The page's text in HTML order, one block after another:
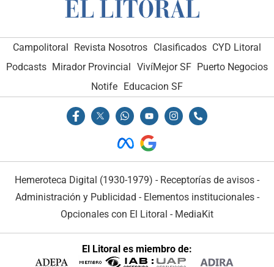
Campolitoral Revista Nosotros Clasificados CYD Litoral
Podcasts Mirador Provincial VivíMejor SF Puerto Negocios
Notife Educacion SF
Hemeroteca Digital (1930-1979) - Receptorías de avisos -
Administración y Publicidad - Elementos institucionales-
Opcionales con El Litoral - MediaKit
El Litoral es miembro de: